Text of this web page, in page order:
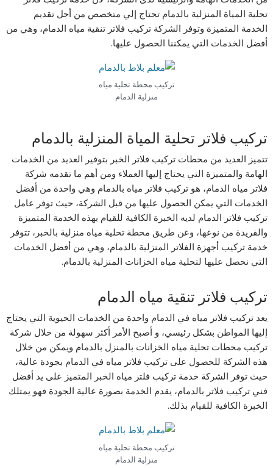
تحلية المياة المنزلية بالدمام تحتاج إلي متخصص من أجل تقديم
الخدمة المتميزة وتوفر الشركة تركيب فلاتر تنقية مياه الدمام، وهي من
أفضل الخدمات التي يمكننا الحصول عليها.
تركيب محطة تحلية مياه
منزلية الدمام
تركيب فلاتر تحلية المياة المنزلية بالدمام
تتميز العديد من محطات تركيب فلاتر الخبر بتوفير العديد من الخدمات
الهامة والمتميزة التي يحتاج إليها العملاء ومن أهم ما تقدمه شركة
فلاتر مياه الدمام، هو تركيب فلاتر مياه بالدمام وهي واحدة من أفضل
الخدمات التي يمكن الحصول عليها من قبل الشركة، حيث توفر عامل
تركيب فلاتر الدمام لديه الخبرة الكافية للقيام بهذه الخدمة المتميزة
والفريدة من نوعها، وعن طريق محطة تحلية مياه منزلية بالخبر، تتوفر
خدمة تركيب أجهزة الفلاتر المنزلية بالدمام، وهي من أفضل الخدمات
التي نحصل عليها لتحلية مياه الخزانات المنزلية بالدمام.
تركيب فلاتر تنقية مياه الدمام
يعد تركيب فلاتر مياه في الدمام واحدة من الخدمات الحيوية التي يحتاج
إليها المواطن بشكل رئيسي، و أصبح الأمر أكثر سهولة من خلال شركة
تركيب محطات تحلية مياه الخزانات بالمنزل بالدمام ويمكن من خلال
هذه الشركة للحصول على تركيب فلاتر مياه في الدمام بجودة عالية،
حيث توفر الشركة خدمة تركيب فلتر مياه الخبر المتميز على يد أفضل
فني تركيب فلاتر بالدمام، يقدم الخدمة بصورة عالية الجودة فهو يمتلك
الخبرة الكافية للقيام بذلك.
تركيب محطة تحلية مياه
منزلية الدمام